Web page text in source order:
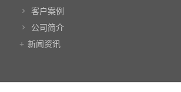
客户案例
公司简介
新闻资讯